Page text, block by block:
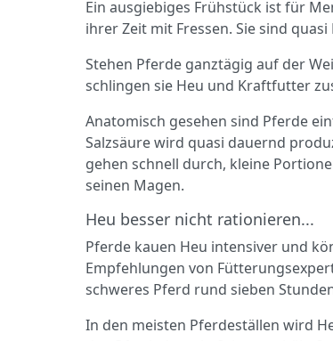
Ein ausgiebiges Frühstück ist für
ihrer Zeit mit Fressen. Sie sind
Stehen Pferde ganztägig auf der
schlingen sie Heu und Kraftfutter
Anatomisch gesehen sind Pferde
Salzsäure wird quasi dauernd
gehen schnell durch, kleine
seinen Magen.
Heu besser nicht rationieren...
Pferde kauen Heu intensiver und
Empfehlungen von
schweres Pferd rund sieben
In den meisten Pferdeställen wird